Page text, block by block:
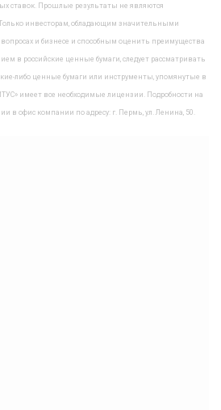
ставок. Прошлые результаты не являются
Только инвесторам, обладающим значительными
и бизнесе и способным оценить преимущества
в российские ценные бумаги, следует рассматривать
либо ценные бумаги или инструменты, упомянутые в
имеет все необходимые лицензии. Подробности на
в офис компании по адресу: г. Пермь, ул. Ленина, 50.